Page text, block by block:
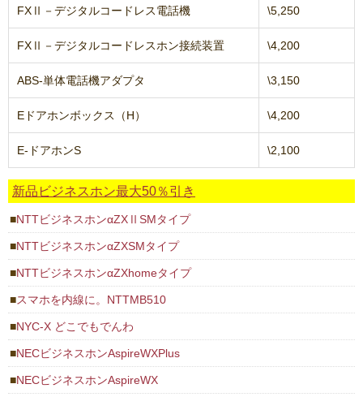
FXⅡ－デジタルコードレス電話機 \5,250
FXⅡ－デジタルコードレスホン接続装置 \4,200
ABS-単体電話機アダプタ \3,150
Eドアホンボックス（H） \4,200
E-ドアホンS \2,100
新品ビジネスホン最大50％引き
NTTビジネスホンαZXⅡSMタイプ
NTTビジネスホンαZXSMタイプ
NTTビジネスホンαZXhomeタイプ
スマホを内線に。NTTMB510
NYC-X どこでもでんわ
NECビジネスホンAspireWXPlus
NECビジネスホンAspireWX